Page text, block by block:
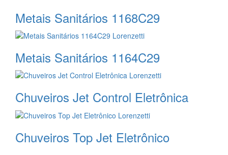
Metais Sanitários 1168C29
Metais Sanitários 1164C29
Chuveiros Jet Control Eletrônica
Chuveiros Top Jet Eletrônico